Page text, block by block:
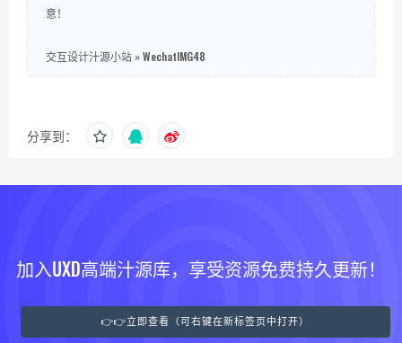
意！
交互设计汁源小站 »WechatIMG48
分享到：
加入UXD高端汁源库，享受资源免费持久更新！
👉👉立即查看（可右键在新标签页中打开）